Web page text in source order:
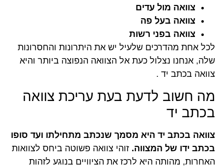
צוואה מול עדים
צוואה בעל פה
צוואה בפני רשות
לכל אחת מהדרכים שלעיל יש את היתרונות והחסרונות
שלה, אנחנו נצלול כעת אל הצוואה הנפוצה ביותר והיא
צוואה בכתב יד .
מה חשוב לדעת בעת עריכת צוואה
בכתב יד
צוואה בכתב יד היא מסמך שנכתב מתחילתו ועד סופו
בכתב ידו של המצווה. זוהי צוואה פשוטה ביחס לצוואות
האחרות, מהותה היא לרכז את הציוויים בנוגע לזהות